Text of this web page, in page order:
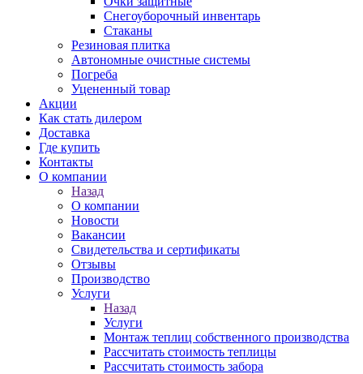
Снегоуборочный инвентарь
Стаканы
Резиновая плитка
Автономные очистные системы
Погреба
Уцененный товар
Акции
Как стать дилером
Доставка
Где купить
Контакты
О компании
Назад
О компании
Новости
Вакансии
Свидетельства и сертификаты
Отзывы
Производство
Услуги
Назад
Услуги
Монтаж теплиц собственного производства
Рассчитать стоимость теплицы
Рассчитать стоимость забора